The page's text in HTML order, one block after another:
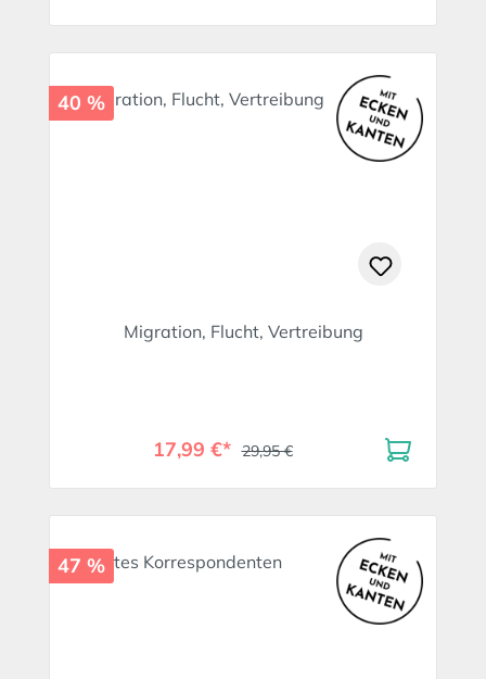
40 %
Migration, Flucht, Vertreibung
17,99 €* 29,95 €
47 %